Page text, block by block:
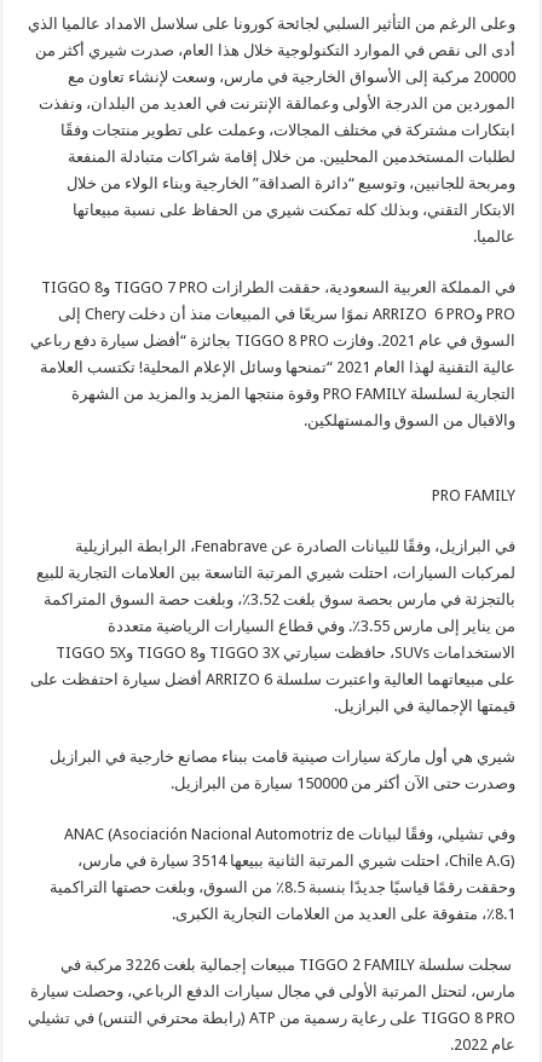
وعلى الرغم من التأثير السلبي لجائحة كورونا على سلاسل الامداد عالميا الذي
أدى الى نقص في الموارد التكنولوجية خلال هذا العام، صدرت شيري أكثر من
20000 مركبة إلى الأسواق الخارجية في مارس، وسعت لإنشاء تعاون مع
الموردين من الدرجة الأولى وعمالقة الإنترنت في العديد من البلدان، ونفذت
ابتكارات مشتركة في مختلف المجالات، وعملت على تطوير منتجات وفقًا
لطلبات المستخدمين المحليين. من خلال إقامة شراكات متبادلة المنفعة
ومربحة للجانبين، وتوسيع “دائرة الصداقة” الخارجية وبناء الولاء من خلال
الابتكار التقني، وبذلك كله تمكنت شيري من الحفاظ على نسبة مبيعاتها
عالميا.
في المملكة العربية السعودية، حققت الطرازات TIGGO 7 PRO وTIGGO 8
PRO وARRIZO 6 PRO نموًا سريعًا في المبيعات منذ أن دخلت Chery إلى
السوق في عام 2021. وفازت TIGGO 8 PRO بجائزة “أفضل سيارة دفع رباعي
عالية التقنية لهذا العام 2021 “تمنحها وسائل الإعلام المحلية! تكتسب العلامة
التجارية لسلسلة PRO FAMILY وقوة منتجها المزيد والمزيد من الشهرة
والاقبال من السوق والمستهلكين.
PRO FAMILY
في البرازيل، وفقًا للبيانات الصادرة عن Fenabrave، الرابطة البرازيلية
لمركبات السيارات، احتلت شيري المرتبة التاسعة بين العلامات التجارية للبيع
بالتجزئة في مارس بحصة سوق بلغت 3.52٪، وبلغت حصة السوق المتراكمة
من يناير إلى مارس 3.55٪. وفي قطاع السيارات الرياضية متعددة
الاستخدامات SUVs، حافظت سيارتي TIGGO 3X وTIGGO 8 وTIGGO 5X
على مبيعاتهما العالية واعتبرت سلسلة ARRIZO 6 أفضل سيارة احتفظت على
قيمتها الإجمالية في البرازيل.
شيري هي أول ماركة سيارات صينية قامت ببناء مصانع خارجية في البرازيل
وصدرت حتى الآن أكثر من 150000 سيارة من البرازيل.
وفي تشيلي، وفقًا لبيانات ANAC (Asociación Nacional Automotriz de
Chile A.G)، احتلت شيري المرتبة الثانية ببيعها 3514 سيارة في مارس،
وحققت رقمًا قياسيًا جديدًا بنسبة 8.5٪ من السوق، وبلغت حصتها التراكمية
8.1٪، متفوقة على العديد من العلامات التجارية الكبرى.
سجلت سلسلة TIGGO 2 FAMILY مبيعات إجمالية بلغت 3226 مركبة في
مارس، لتحتل المرتبة الأولى في مجال سيارات الدفع الرباعي، وحصلت سيارة
TIGGO 8 PRO على رعاية رسمية من ATP (رابطة محترفي التنس) في تشيلي
عام 2022.